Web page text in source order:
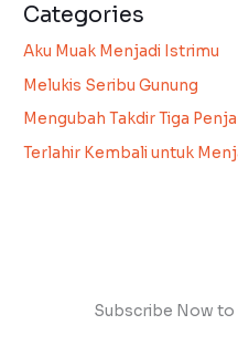
Categories
Aku Muak Menjadi Istrimu
Melukis Seribu Gunung
Mengubah Takdir Tiga
Terlahir Kembali untuk
Subscribe Now to